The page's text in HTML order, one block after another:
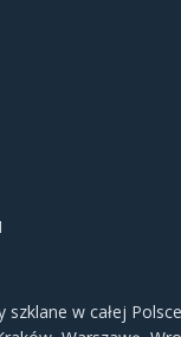
szklane w całej